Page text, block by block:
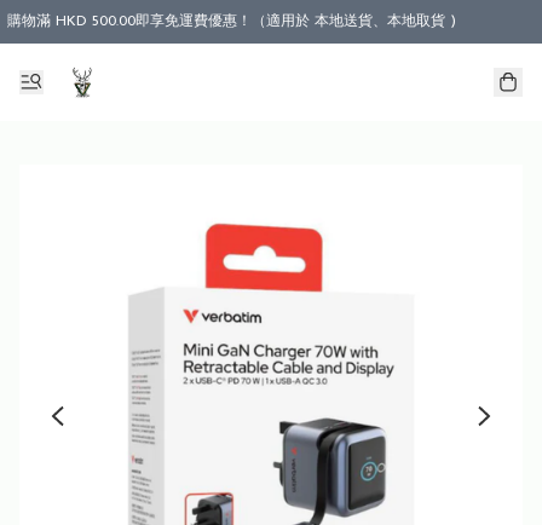
購物滿 HKD 500.00即享免運費優惠！（適用於 本地送貨、本地取貨 )